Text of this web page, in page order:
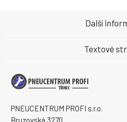
PNEUCENTRUM PROFI s.r.o.
Bruzovská 3270
Další
Textové